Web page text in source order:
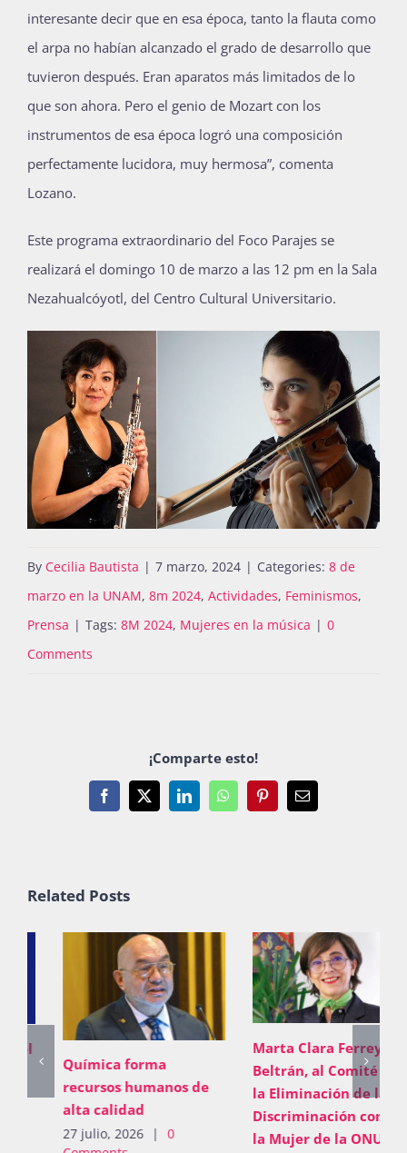
interesante decir que en esa época, tanto la flauta como
el arpa no habían alcanzado el grado de desarrollo que
tuvieron después. Eran aparatos más limitados de lo
que son ahora. Pero el genio de Mozart con los
instrumentos de esa época logró una composición
perfectamente lucidora, muy hermosa”, comenta
Lozano.
Este programa extraordinario del Foco Parajes se
realizará el domingo 10 de marzo a las 12 pm en la Sala
Nezahualcóyotl, del Centro Cultural Universitario.
By Cecilia Bautista | 7 marzo, 2024 | Categories: 8 de
marzo en la UNAM, 8m 2024, Actividades, Feminismos,
Prensa | Tags: 8M 2024, Mujeres en la música | 0
Comments
¡Comparte esto!
Facebook
X LinkedInWhatsAppPinterestEmail
Related Posts
Química forma
recursos humanos de
alta calidad
27 julio, 2026 | 0
Marta Clara Ferreyra
Beltrán, al Comité para
la Eliminación de la
Discriminación contra
la Mujer de la ONU